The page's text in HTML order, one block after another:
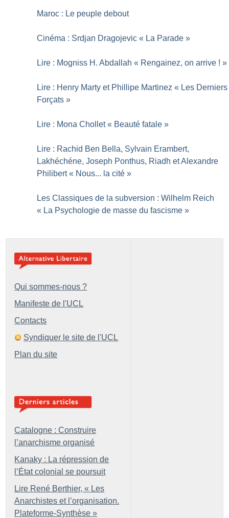
Maroc : Le peuple debout
Cinéma : Srdjan Dragojevic « La Parade »
Lire : Mogniss H. Abdallah « Rengainez, on arrive ! »
Lire : Henry Marty et Phillipe Martinez « Les Derniers
Forçats »
Lire : Mona Chollet « Beauté fatale »
Lire : Rachid Ben Bella, Sylvain Erambert,
Lakhéchéne, Joseph Ponthus, Riadh et Alexandre
Philibert « Nous... la cité »
Les Classiques de la subversion : Wilhelm Reich
« La Psychologie de masse du fascisme »
Qui sommes-nous ?
Manifeste de l'UCL
Contacts
Syndiquer le site de l'UCL
Plan du site
Catalogne : Construire
l’anarchisme organisé
Kanaky : La répression de
l’État colonial se poursuit
Lire René Berthier, « Les
Anarchistes et l’organisation.
Plateforme-Synthèse »